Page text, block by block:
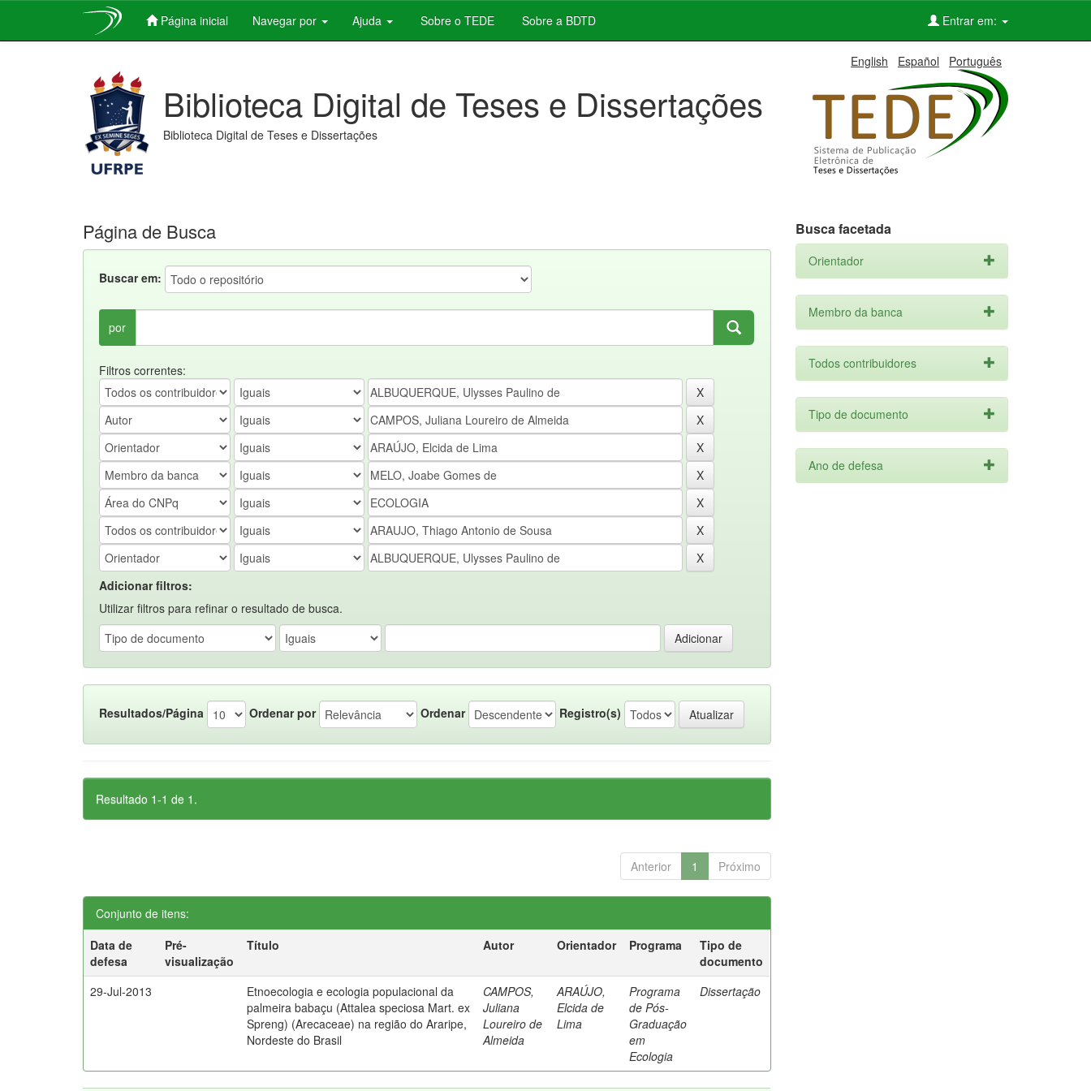
Página inicial Navegar por Ajuda Sobre o TEDE Sobre a BDTD Entrar em:
English Español Português
Biblioteca Digital de Teses e Dissertações
Biblioteca Digital de Teses e Dissertações
Página de Busca
Buscar em:
por
Filtros correntes:
Adicionar filtros:
Utilizar filtros para refinar o resultado de busca.
Resultados/Página Ordenar por Ordenar Registro(s)
Resultado 1-1 de 1.
Anterior 1 Próximo
Conjunto de itens:
Data de
defesa
Pré-
visualização
Título Autor Orientador Programa
Tipo de
documento
29-Jul-2013
Etnoecologia e ecologia populacional da
palmeira babaçu (Attalea speciosa Mart. ex
Spreng) (Arecaceae) na região do Araripe,
Nordeste do Brasil
CAMPOS,
Juliana
Loureiro de
Almeida
ARAÚJO,
Elcida de
Lima
Programa
de Pós-
Graduação
em
Ecologia
Dissertação
Busca facetada
Orientador
Membro da banca
Todos contribuidores
Tipo de documento
Ano de defesa